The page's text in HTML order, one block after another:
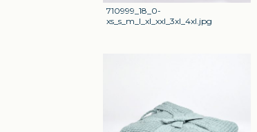
710999_18_0-
xs_s_m_l_xl_xxl_3xl_4xl.jpg